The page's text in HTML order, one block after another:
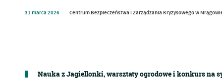
31 marca 2026 Centrum Bezpieczeństwa i Zarządzania Kryzysowego w
Nauka z Jagiellonki, warsztaty ogrodowe i konkurs na